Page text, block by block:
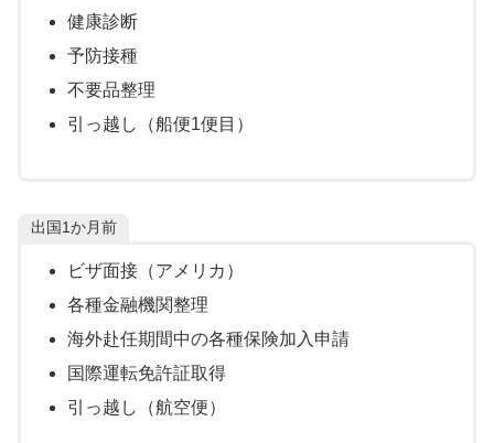
健康診断
予防接種
不要品整理
引っ越し（船便1便目）
出国1か月前
ビザ面接（アメリカ）
各種金融機関整理
海外赴任期間中の各種保険加入申請
国際運転免許証取得
引っ越し（航空便）